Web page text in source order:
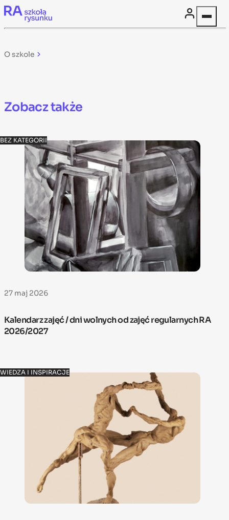
Skip to content
O szkole
Zobacz także
BEZ KATEGORII
27 maj 2026
Kalendarz zajęć / dni wolnych od zajęć regularnych RA
2026/2027
WIEDZA I INSPIRACJE